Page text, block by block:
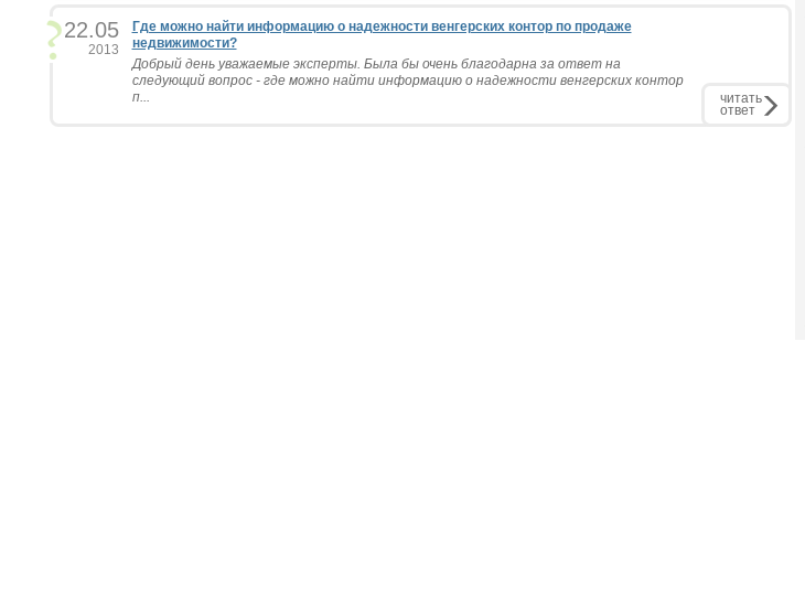
22.05
2013
Где можно найти информацию о надежности венгерских контор по продаже
недвижимости?
Добрый день уважаемые эксперты. Была бы очень благодарна за ответ на
следующий вопрос - где можно найти информацию о надежности венгерских контор
п...
читать
ответ